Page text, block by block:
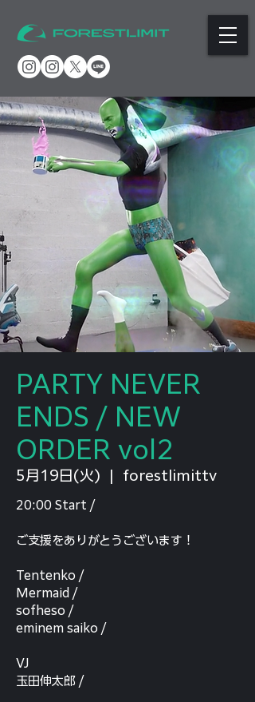
PARTY NEVER
ENDS / NEW
ORDER vol2
5月19日(火) forestlimittv
20:00 Start /
ご支援をありがとうございます！
Tentenko /
Mermaid /
sofheso /
eminem saiko /
VJ
玉田伸太郎 /